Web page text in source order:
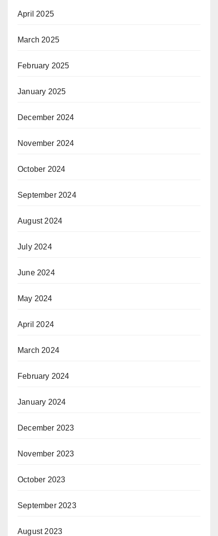
April 2025
March 2025
February 2025
January 2025
December 2024
November 2024
October 2024
September 2024
August 2024
July 2024
June 2024
May 2024
April 2024
March 2024
February 2024
January 2024
December 2023
November 2023
October 2023
September 2023
August 2023